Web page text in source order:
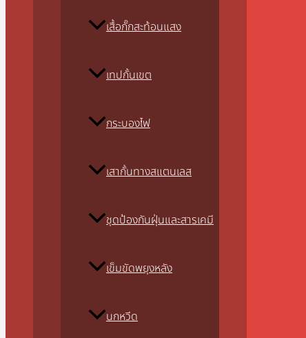
เสื้อกั๊กสะท้อนแสง
เทปกั้นเขต
กระบองไฟ
เสากั้นทางสแตนเลส
ชุดป้องกันฝุ่นและสารเคมี
เข็มขัดพยุงหลัง
นกหวีด